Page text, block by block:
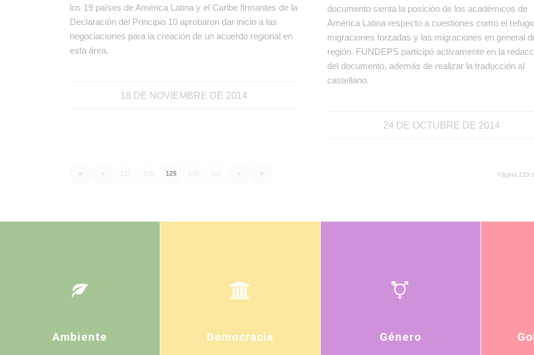
los 19 países de América Latina y el Caribe firmantes de la
Declaración del Principio 10 aprobaron dar inicio a las
negociaciones para la creación de un acuerdo regional en
esta área.
18 DE NOVIEMBRE DE 2014
documento sienta la posición de los académicos de
América Latina respecto a cuestiones como el
migraciones forzadas y las migraciones en general
región. FUNDEPS participó activamente en la
del documento, además de realizar la traducción al
castellano.
24 DE OCTUBRE DE 2014
Página 129
« ‹ 127 129 130 131 › »
Ambiente Democracia Género